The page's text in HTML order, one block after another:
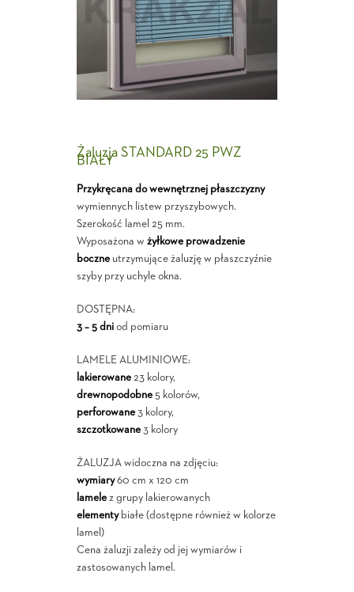
Żaluzja STANDARD 25 PWZ
BIAŁY
Przykręcana do wewnętrznej płaszczyzny
wymiennych listew przyszybowych.
Szerokość lamel 25 mm.
Wyposażona w żyłkowe prowadzenie
boczneutrzymujące żaluzję w płaszczyźnie
szyby przy uchyle okna.
DOSTĘPNA:
3 – 5 dniod pomiaru
LAMELE ALUMINIOWE:
lakierowane23 kolory,
drewnopodobne5 kolorów,
perforowane3 kolory,
szczotkowane3 kolory
ŻALUZJA widoczna na zdjęciu:
wymiary60 cm x 120 cm
lamelez grupy lakierowanych
elementybiałe (dostępne również w kolorze
lamel)
Cena żaluzji zależy od jej wymiarów i
zastosowanych lamel.